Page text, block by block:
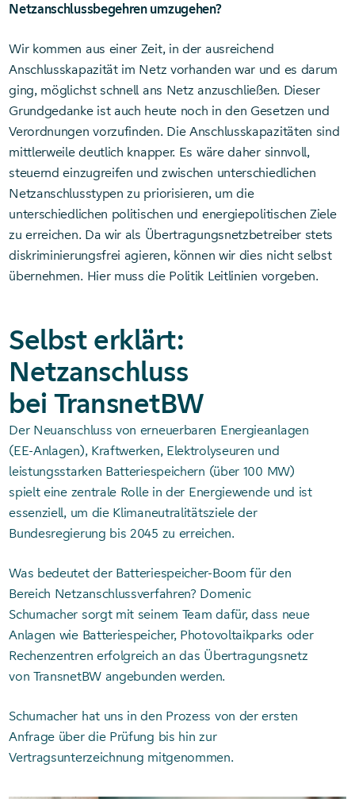
Netzanschlussbegehren umzugehen?
Wir kommen aus einer Zeit, in der ausreichend
Anschlusskapazität im Netz vorhanden war und es darum
ging, möglichst schnell ans Netz anzuschließen. Dieser
Grundgedanke ist auch heute noch in den Gesetzen und
Verordnungen vorzufinden. Die Anschlusskapazitäten sind
mittlerweile deutlich knapper. Es wäre daher sinnvoll,
steuernd einzugreifen und zwischen unterschiedlichen
Netzanschlusstypen zu priorisieren, um die
unterschiedlichen politischen und energiepolitischen Ziele
zu erreichen. Da wir als Übertragungsnetzbetreiber stets
diskriminierungsfrei agieren, können wir dies nicht selbst
übernehmen. Hier muss die Politik Leitlinien vorgeben.
Selbst erklärt:
Netzanschluss
bei TransnetBW
Der Neuanschluss von erneuerbaren Energieanlagen
(EE-Anlagen), Kraftwerken, Elektrolyseuren und
leistungsstarken Batteriespeichern (über 100 MW)
spielt eine zentrale Rolle in der Energiewende und ist
essenziell, um die Klimaneutralitätsziele der
Bundesregierung bis 2045 zu erreichen.
Was bedeutet der Batteriespeicher-Boom für den
Bereich Netzanschlussverfahren? Domenic
Schumacher sorgt mit seinem Team dafür, dass neue
Anlagen wie Batteriespeicher, Photovoltaikparks oder
Rechenzentren erfolgreich an das Übertragungsnetz
von TransnetBW angebunden werden.
Schumacher hat uns in den Prozess von der ersten
Anfrage über die Prüfung bis hin zur
Vertragsunterzeichnung mitgenommen.